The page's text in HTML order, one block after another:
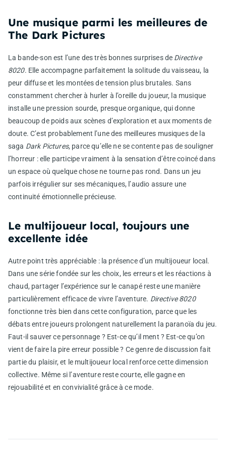
Une musique parmi les meilleures de
The Dark Pictures
La bande-son est l’une des très bonnes surprises de Directive
8020. Elle accompagne parfaitement la solitude du vaisseau, la
peur diffuse et les montées de tension plus brutales. Sans
constamment chercher à hurler à l’oreille du joueur, la musique
installe une pression sourde, presque organique, qui donne
beaucoup de poids aux scènes d’exploration et aux moments de
doute. C’est probablement l’une des meilleures musiques de la
saga Dark Pictures, parce qu’elle ne se contente pas de souligner
l’horreur : elle participe vraiment à la sensation d’être coincé dans
un espace où quelque chose ne tourne pas rond. Dans un jeu
parfois irrégulier sur ses mécaniques, l’audio assure une
continuité émotionnelle précieuse.
Le multijoueur local, toujours une
excellente idée
Autre point très appréciable : la présence d’un multijoueur local.
Dans une série fondée sur les choix, les erreurs et les réactions à
chaud, partager l’expérience sur le canapé reste une manière
particulièrement efficace de vivre l’aventure. Directive 8020
fonctionne très bien dans cette configuration, parce que les
débats entre joueurs prolongent naturellement la paranoïa du jeu.
Faut-il sauver ce personnage ? Est-ce qu’il ment ? Est-ce qu’on
vient de faire la pire erreur possible ? Ce genre de discussion fait
partie du plaisir, et le multijoueur local renforce cette dimension
collective. Même si l’aventure reste courte, elle gagne en
rejouabilité et en convivialité grâce à ce mode.